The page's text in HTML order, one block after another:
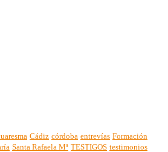
Cádiz córdoba entrevías Formación
Santa Rafaela Mª TESTIGOS testimonios